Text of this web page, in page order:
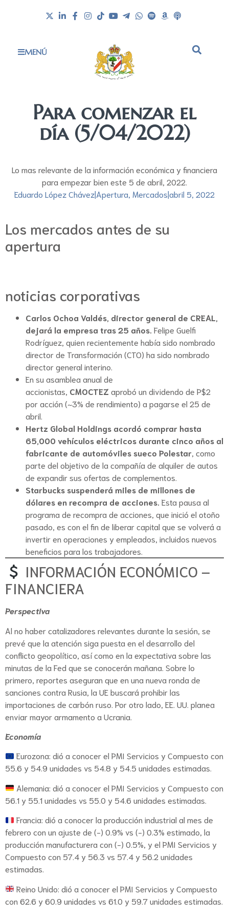
MENÚ
Para comenzar el
día (5/04/2022)
Lo mas relevante de la información económica y financiera
para empezar bien este 5 de abril, 2022.
Eduardo López Chávez|Apertura, Mercados|abril 5, 2022
Los mercados antes de su
apertura
noticias corporativas
Carlos Ochoa Valdés, director general de CREAL,
dejará la empresa tras 25 años. Felipe Guelfi
Rodríguez, quien recientemente había sido nombrado
director de Transformación (CTO) ha sido nombrado
director general interino.
En su asamblea anual de
accionistas, CMOCTEZ aprobó un dividendo de P$2
por acción (~3% de rendimiento) a pagarse el 25 de
abril.
Hertz Global Holdings acordó comprar hasta
65,000 vehículos eléctricos durante cinco años al
fabricante de automóviles sueco Polestar, como
parte del objetivo de la compañía de alquiler de autos
de expandir sus ofertas de complementos.
Starbucks suspenderá miles de millones de
dólares en recompra de acciones. Esta pausa al
programa de recompra de acciones, que inició el otoño
pasado, es con el fin de liberar capital que se volverá a
invertir en operaciones y empleados, incluidos nuevos
beneficios para los trabajadores.
INFORMACIÓN ECONÓMICO –
FINANCIERA
Perspectiva
Al no haber catalizadores relevantes durante la sesión, se
prevé que la atención siga puesta en el desarrollo del
conflicto geopolítico, así como en la expectativa sobre las
minutas de la Fed que se conocerán mañana. Sobre lo
primero, reportes aseguran que en una nueva ronda de
sanciones contra Rusia, la UE buscará prohibir las
importaciones de carbón ruso. Por otro lado, EE. UU. planea
enviar mayor armamento a Ucrania.
Economía
Eurozona: dió a conocer el PMI Servicios y Compuesto con
55.6 y 54.9 unidades vs 54.8 y 54.5 unidades estimadas.
Alemania: dió a conocer el PMI Servicios y Compuesto con
56.1 y 55.1 unidades vs 55.0 y 54.6 unidades estimadas.
Francia: dió a conocer la producción industrial al mes de
febrero con un ajuste de (-) 0.9% vs (-) 0.3% estimado, la
producción manufacturera con (-) 0.5%, y el PMI Servicios y
Compuesto con 57.4 y 56.3 vs 57.4 y 56.2 unidades
estimadas.
Reino Unido: dió a conocer el PMI Servicios y Compuesto
con 62.6 y 60.9 unidades vs 61.0 y 59.7 unidades estimadas.